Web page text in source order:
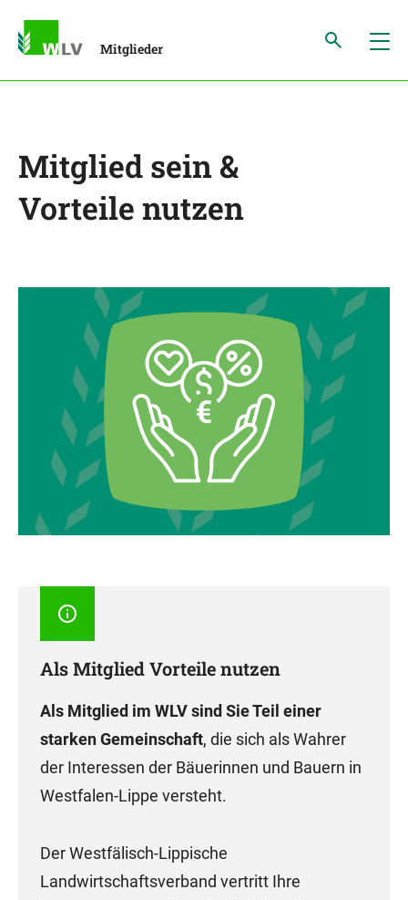
Mitglieder
Mitglied sein &
Vorteile nutzen
Als Mitglied Vorteile nutzen
Als Mitglied im WLV sind Sie Teil einer
starken Gemeinschaft, die sich als Wahrer
der Interessen der Bäuerinnen und Bauern in
Westfalen-Lippe versteht.
Der Westfälisch-Lippische
Landwirtschaftsverband vertritt Ihre